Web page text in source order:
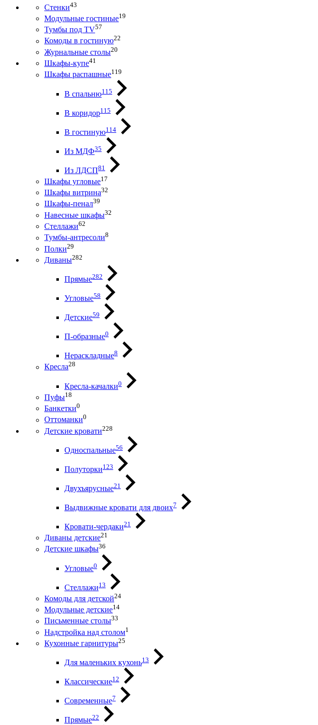
Стенки43
Модульные гостиные19
Тумбы под ТV57
Комоды в гостиную22
Журнальные столы20
Шкафы-купе41
Шкафы распашные119
В спальню115
В коридор115
В гостиную114
Из МДФ35
Из ЛДСП81
Шкафы угловые17
Шкафы витрина32
Шкафы-пенал39
Навесные шкафы32
Стеллажи62
Тумбы-антресоли8
Полки29
Диваны282
Прямые282
Угловые58
Детские59
П-образные0
Нераскладные8
Кресла28
Кресла-качалки0
Пуфы18
Банкетки0
Оттоманки0
Детские кровати228
Односпальные56
Полуторки123
Двухъярусные21
Выдвижные кровати для двоих7
Кровати-чердаки21
Диваны детские21
Детские шкафы36
Угловые0
Стеллажи13
Комоды для детской24
Модульные детские14
Письменные столы33
Надстройка над столом1
Кухонные гарнитуры25
Для маленьких кухонь13
Классические12
Современные7
Прямые22